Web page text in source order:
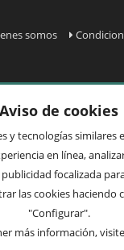
somos
frecuentes
Mi
y devolución
Aviso de cookies
y tecnologías similares
en línea,
focalizada
las cookies haciendo
"Configurar".
más información,